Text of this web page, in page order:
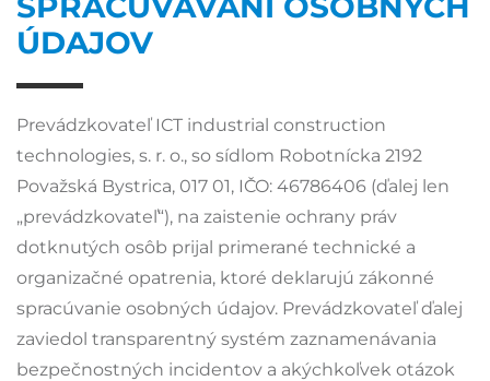
ÚDAJOV
Prevádzkovateľ ICT industrial construction
technologies, s. r. o., so sídlom Robotnícka 2192
Považská Bystrica, 017 01, IČO: 46786406 (ďalej len
„prevádzkovateľ“), na zaistenie ochrany práv
dotknutých osôb prijal primerané technické a
organizačné opatrenia, ktoré deklarujú zákonné
spracúvanie osobných údajov. Prevádzkovateľ ďalej
zaviedol transparentný systém zaznamenávania
bezpečnostných incidentov a akýchkoľvek otázok